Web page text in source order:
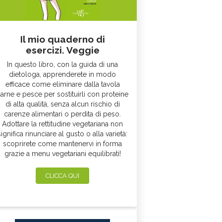
Il mio quaderno di
esercizi. Veggie
In questo libro, con la guida di una
dietologa, apprenderete in modo
efficace come eliminare dalla tavola
e pesce per sostituirli con proteine
di alta qualità, senza alcun rischio di
carenze alimentari o perdita di peso.
Adottare la rettitudine vegetariana non
rinunciare al gusto o alla varietà:
scoprirete come mantenervi in forma
grazie a menu vegetariani equilibrati!
CLICCA QUI